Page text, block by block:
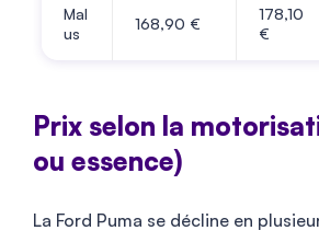
Mal
us
168,90 €
178,10
€
Prix selon la
ou essence)
La Ford Puma se décline en